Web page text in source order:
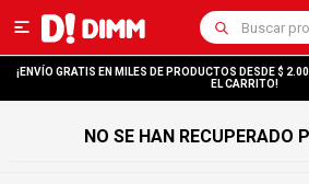

¡ENVÍO GRATIS EN MILES DE PRODUCTOS DESDE $
EL CARRITO!
NO SE HAN RECUPERADO